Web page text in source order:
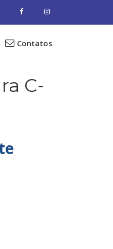
Contatos
C-